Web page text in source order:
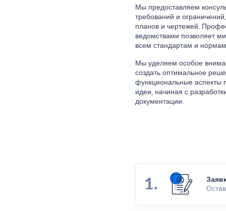
Мы предоставляем
требований и
планов и чертежей.
ведомствами позволяет
всем стандартам и
Мы уделяем особое
создать оптимальное
функциональные аспекты
идеи, начиная с
документации.